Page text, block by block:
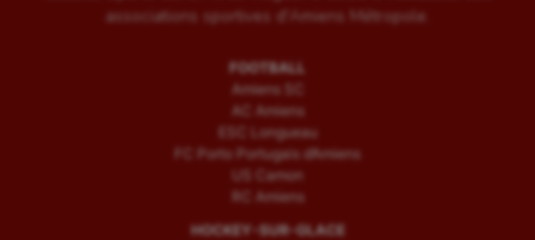
Ultimate frisbee
Wakeboard
associations sportives d'Amiens Métropole.
FOOTBALL
Amiens SC
AC Amiens
ESC Longueau
FC Porto Portugais d’Amiens
US Camon
RC Amiens
HOCKEY-SUR-GLACE